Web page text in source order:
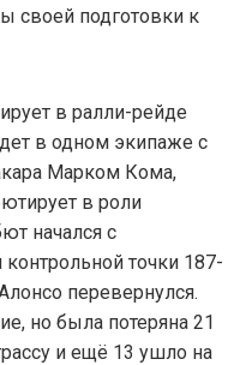
своей подготовки к
в ралли-рейде
в одном экипаже с
Марком Кома,
в роли
начался с
точки 187-
перевернулся.
но была потеряна 21
и ещё 13 ушло на